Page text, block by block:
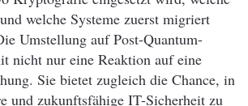
welche Systeme zuerst migriert
Umstellung auf Post-Quantum-
nicht nur eine Reaktion auf eine
Sie bietet zugleich die Chance, in
und zukunftsfähige IT-Sicherheit zu